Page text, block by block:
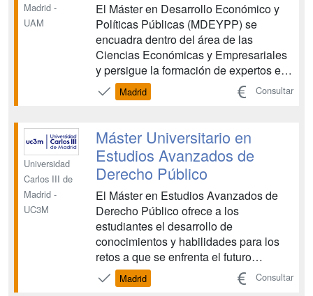
Madrid -
UAM
El Máster en Desarrollo Económico y
Políticas Públicas (MDEYPP) se
encuadra dentro del área de las
Ciencias Económicas y Empresariales
y persigue la formación de expertos en
el análisis del crecimiento y desarrollo
económico, y de las políticas públicas
en un curso académico y está
organizado en tres trim...
Madrid Consultar
Universidad
Carlos III de
Madrid -
UC3M
Máster Universitario en
Estudios Avanzados de
Derecho Público
El Máster en Estudios Avanzados de
Derecho Público ofrece a los
estudiantes el desarrollo de
conocimientos y habilidades para los
retos a que se enfrenta el futuro
investigador jurídico avanzado: la
necesidad de afrontar problemas
Madrid Consultar